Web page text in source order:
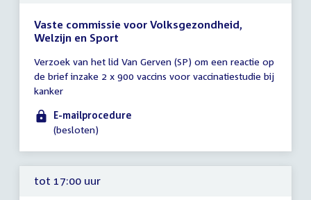
Vaste commissie voor Volksgezondheid,
Welzijn en Sport
vergadering
tot
17:00
uur
Verzoek van het lid Van Gerven (SP) om een reactie op
de brief inzake 2 x 900 vaccins voor vaccinatiestudie bij
kanker
E-mailprocedure
(besloten)
tot 17:00 uur